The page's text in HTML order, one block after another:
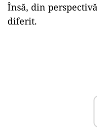
Însă, din
diferit.